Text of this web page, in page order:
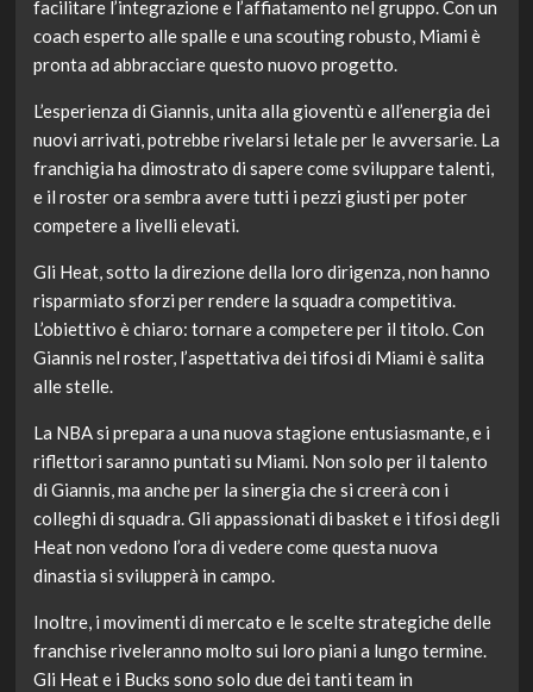
facilitare l’integrazione e l’affiatamento nel gruppo. Con un
coach esperto alle spalle e una scouting robusto, Miami è
pronta ad abbracciare questo nuovo progetto.
L’esperienza di Giannis, unita alla gioventù e all’energia dei
nuovi arrivati, potrebbe rivelarsi letale per le avversarie. La
franchigia ha dimostrato di sapere come sviluppare talenti,
e il roster ora sembra avere tutti i pezzi giusti per poter
competere a livelli elevati.
Gli Heat, sotto la direzione della loro dirigenza, non hanno
risparmiato sforzi per rendere la squadra competitiva.
L’obiettivo è chiaro: tornare a competere per il titolo. Con
Giannis nel roster, l’aspettativa dei tifosi di Miami è salita
alle stelle.
La NBA si prepara a una nuova stagione entusiasmante, e i
riflettori saranno puntati su Miami. Non solo per il talento
di Giannis, ma anche per la sinergia che si creerà con i
colleghi di squadra. Gli appassionati di basket e i tifosi degli
Heat non vedono l’ora di vedere come questa nuova
dinastia si svilupperà in campo.
Inoltre, i movimenti di mercato e le scelte strategiche delle
franchise riveleranno molto sui loro piani a lungo termine.
Gli Heat e i Bucks sono solo due dei tanti team in